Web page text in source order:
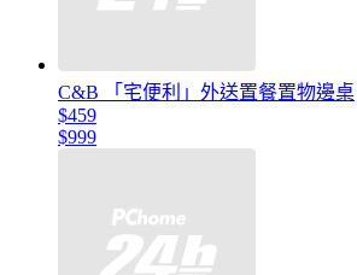
C&B 「宅便利」外送置餐置物邊桌
$459
$999